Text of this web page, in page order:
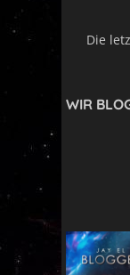
Die
WIR